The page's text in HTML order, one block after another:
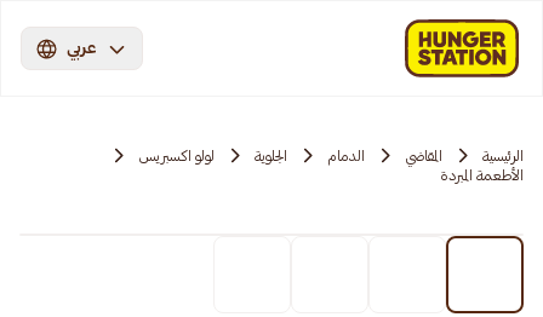
عربي
الرئيسية المقاضي الدمام الجلوية
لولو اكسبريس
الأطعمة المبردة